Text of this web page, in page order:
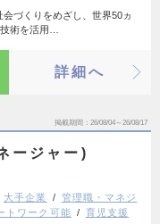
づくりをめざし、世界50ヵ
術を活用…
詳細へ
掲載期間 26/08/04～26/08/17
ージャー)
大手企業
管理職・マネジ
トワーク可能
育児支援